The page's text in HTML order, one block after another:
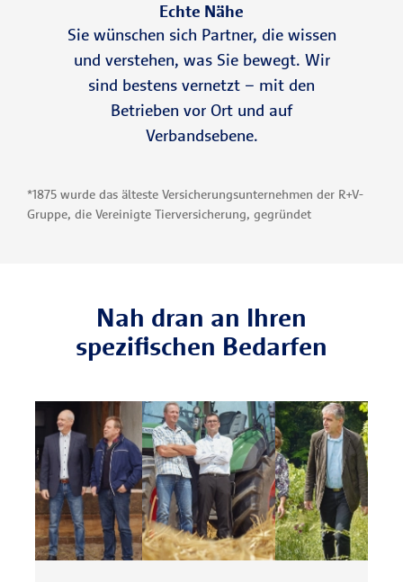
Echte Nähe
Sie wünschen sich Partner, die wissen
und verstehen, was Sie bewegt. Wir
sind bestens vernetzt – mit den
Betrieben vor Ort und auf
Verbandsebene.
*1875 wurde das älteste Versicherungsunternehmen der R+V-
Gruppe, die Vereinigte Tierversicherung, gegründet
Nah dran an Ihren
spezifischen Bedarfen